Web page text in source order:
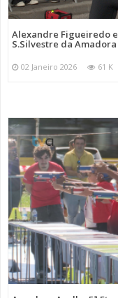
Alexandre Figueiredo
S.Silvestre da Amadora
02 Janeiro 2026 61 K